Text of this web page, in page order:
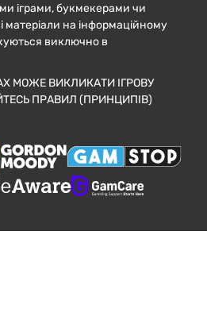
іграми, букмекерами чи
матеріали на інформаційному
виключно в
МОЖЕ ВИКЛИКАТИ ІГРОВУ
ПРАВИЛ (ПРИНЦИПІВ)